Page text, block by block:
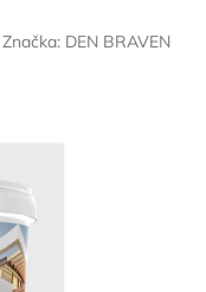
Značka: DEN BRAVEN